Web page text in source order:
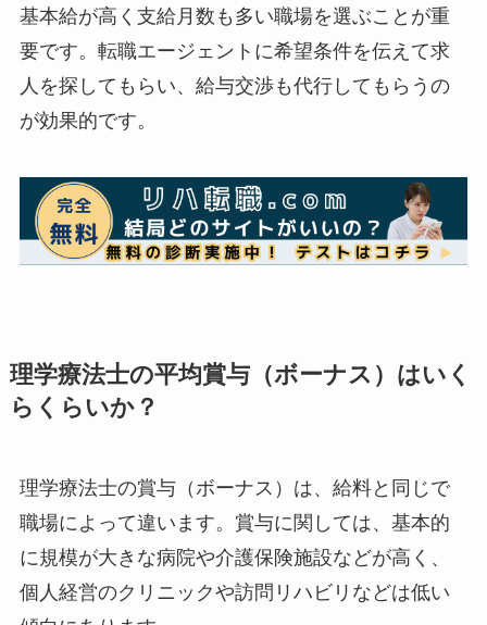
基本給が高く支給月数も多い職場を選ぶことが重
要です。転職エージェントに希望条件を伝えて求
人を探してもらい、給与交渉も代行してもらうの
が効果的です。
理学療法士の平均賞与（ボーナス）はいく
らくらいか？
理学療法士の賞与（ボーナス）は、給料と同じで
職場によって違います。賞与に関しては、基本的
に規模が大きな病院や介護保険施設などが高く、
個人経営のクリニックや訪問リハビリなどは低い